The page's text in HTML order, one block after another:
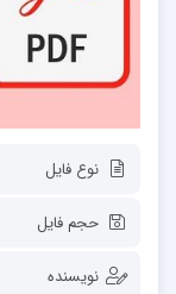
نوع فایل
حجم فایل
نویسنده